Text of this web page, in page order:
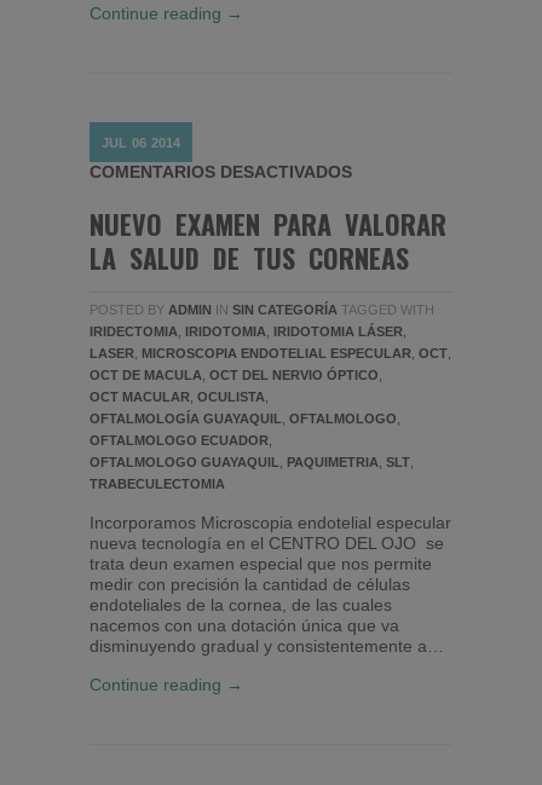
Continue reading →
JUL 06 2014
COMENTARIOS DESACTIVADOSEN NUEVO EXAMEN
NUEVO EXAMEN PARA VALORAR
LA SALUD DE TUS CORNEAS
POSTED BY ADMIN IN SIN CATEGORÍA TAGGED WITH
IRIDECTOMIA
IRIDOTOMIA IRIDOTOMIA LÁSER
LASER
MICROSCOPIA ENDOTELIAL ESPECULAR OCT
OCT DE MACULA OCT DEL NERVIO ÓPTICO
OCT MACULAR OCULISTA
OFTALMOLOGÍA GUAYAQUIL
OFTALMOLOGO
OFTALMOLOGO ECUADOR
OFTALMOLOGO GUAYAQUIL
PAQUIMETRIA SLT
TRABECULECTOMIA
Incorporamos Microscopia endotelial especular
nueva tecnología en el CENTRO DEL OJO se
trata deun examen especial que nos permite
medir con precisión la cantidad de células
endoteliales de la cornea, de las cuales
nacemos con una dotación única que va
disminuyendo gradual y consistentemente a…
Continue reading →